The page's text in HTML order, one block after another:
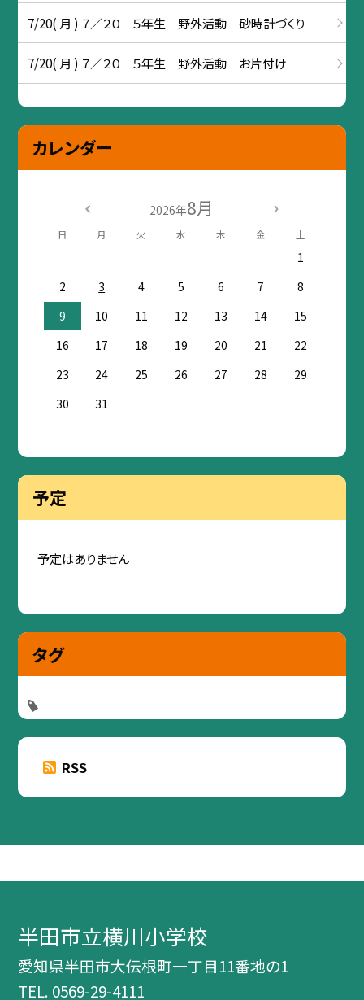
7/20( 月 ) ７／２０ ５年生 野外活動 砂時計づくり
7/20( 月 ) ７／２０ ５年生 野外活動 お片付け
カレンダー
2026年8月
日 月 火 水 木 金 土
1
2
3 4 5 6 7
8
9
10 11 12 13 14
15
16
17 18 19 20 21
22
23
24 25 26 27 28
29
30
31
予定
予定はありません
タグ
RSS
半田市立横川小学校
愛知県半田市大伝根町一丁目11番地の1
TEL. 0569-29-4111